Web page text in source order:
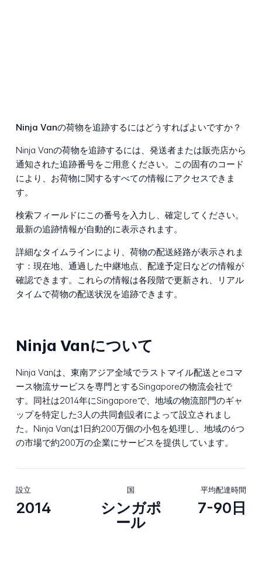
Ninja Vanの荷物を追跡するにはどうすればよいですか？
Ninja Vanの荷物を追跡するには、発送者または販売店から
通知された追跡番号をご用意ください。この固有のコード
により、お荷物に関するすべての情報にアクセスできま
す。
検索フィールドにこの番号を入力し、確定してください。
最新の追跡情報が自動的に表示されます。
詳細なタイムラインにより、荷物の配送経路が表示されま
す：現在地、通過した中継地点、配達予定日などの情報が
確認できます。これらの情報は各段階で更新され、リアル
タイムで荷物の配送状況を追跡できます。
Ninja Vanについて
Ninja Vanは、東南アジア全域でラストマイル配送とeコマ
ース物流サービスを専門とするSingaporeの物流会社で
す。同社は2014年にSingaporeで、地域の物流部門のギャ
ップを特定した3人の共同創設者によって設立されまし
た。Ninja Vanは1日約200万個の小包を処理し、地域の6つ
の市場で約200万の企業にサービスを提供しています。
設立
2014
国
シンガポ
ール
平均配達時間
7-90日